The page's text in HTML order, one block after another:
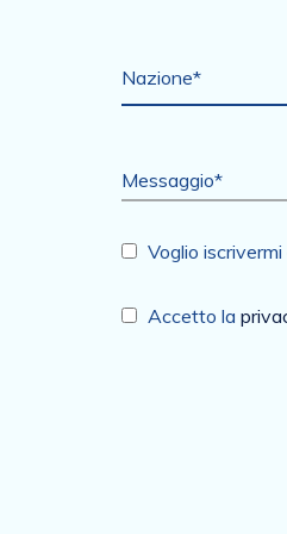
Nazione*
Messaggio*
Voglio
Accetto la